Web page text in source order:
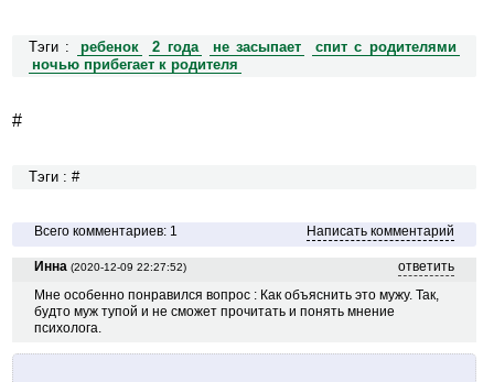
Тэги : ребенок 2 года не засыпает
спит с родителями
ночью прибегает к родителя
#
Тэги : #
Всего комментариев: 1 Написать комментарий
Инна (2020-12-09 22:27:52)
ответить
Мне особенно понравился вопрос : Как объяснить это мужу. Так,
будто муж тупой и не сможет прочитать и понять мнение
психолога.